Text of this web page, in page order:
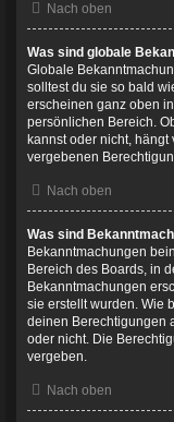
Nach oben
Was sind globale
Globale
solltest du sie so bald
erscheinen ganz oben
persönlichen Bereich.
kannst oder nicht,
vergebenen
Nach oben
Was sind
Bekanntmachungen
Bereich des Boards, in
Bekanntmachungen
sie erstellt wurden. Wie
deinen Berechtigungen
oder nicht. Die
vergeben.
Nach oben